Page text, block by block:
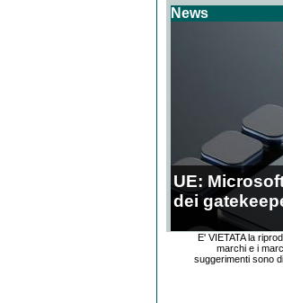
News
UE:
dei
E' VIETATA la
marchi e i
suggerimenti sono